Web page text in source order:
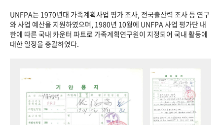
UNFPA는 1970년대 가족계획사업 평가 조사, 전국출산력 조사 등 연구
와 사업 예산을 지원하였으며, 1980년 10월에 UNFPA 사업 평가단 내
한에 따른 국내 카운터 파트로 가족계획연구원이 지정되어 국내 활동에
대한 일정을 총괄하였다.